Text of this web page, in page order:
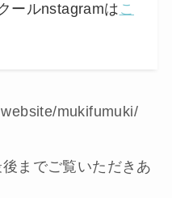
ールnstagramは こ
mukifumuki/
までご覧いただきあ